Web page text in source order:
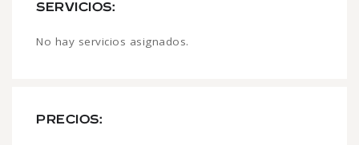
SERVICIOS:
No hay servicios asignados.
PRECIOS: